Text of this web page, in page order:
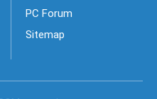
PC Forum
Sitemap